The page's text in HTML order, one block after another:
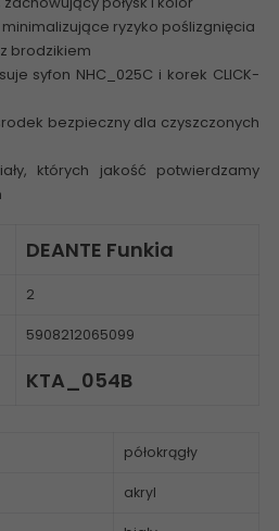
ryzyko poślizgnięcia
brodzikiem
syfon NHC_025C i korek CLICK-
bezpieczny dla czyszczonych
których jakość potwierdzamy
DEANTE Funkia
2
5908212065099
KTA_054B
półokrągły
akryl